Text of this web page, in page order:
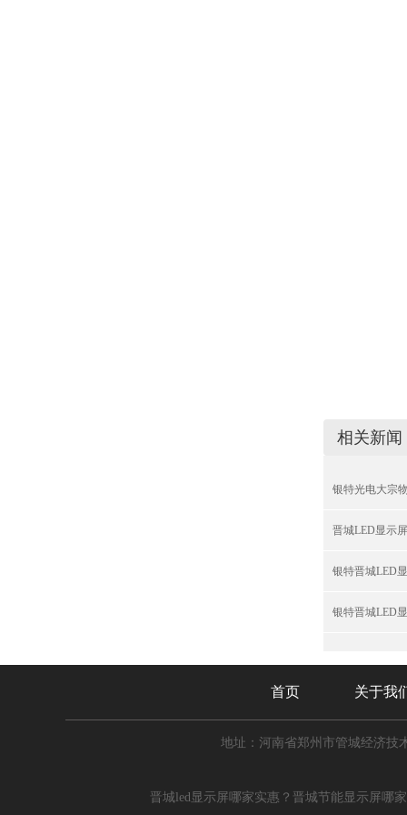
相关新闻
银特光电大宗
晋城LED显示
银特晋城LED
银特晋城LED
首页 关于我
地址：河南省郑州市管城经济
晋城led显示屏哪家实惠？晋城节能显示屏哪